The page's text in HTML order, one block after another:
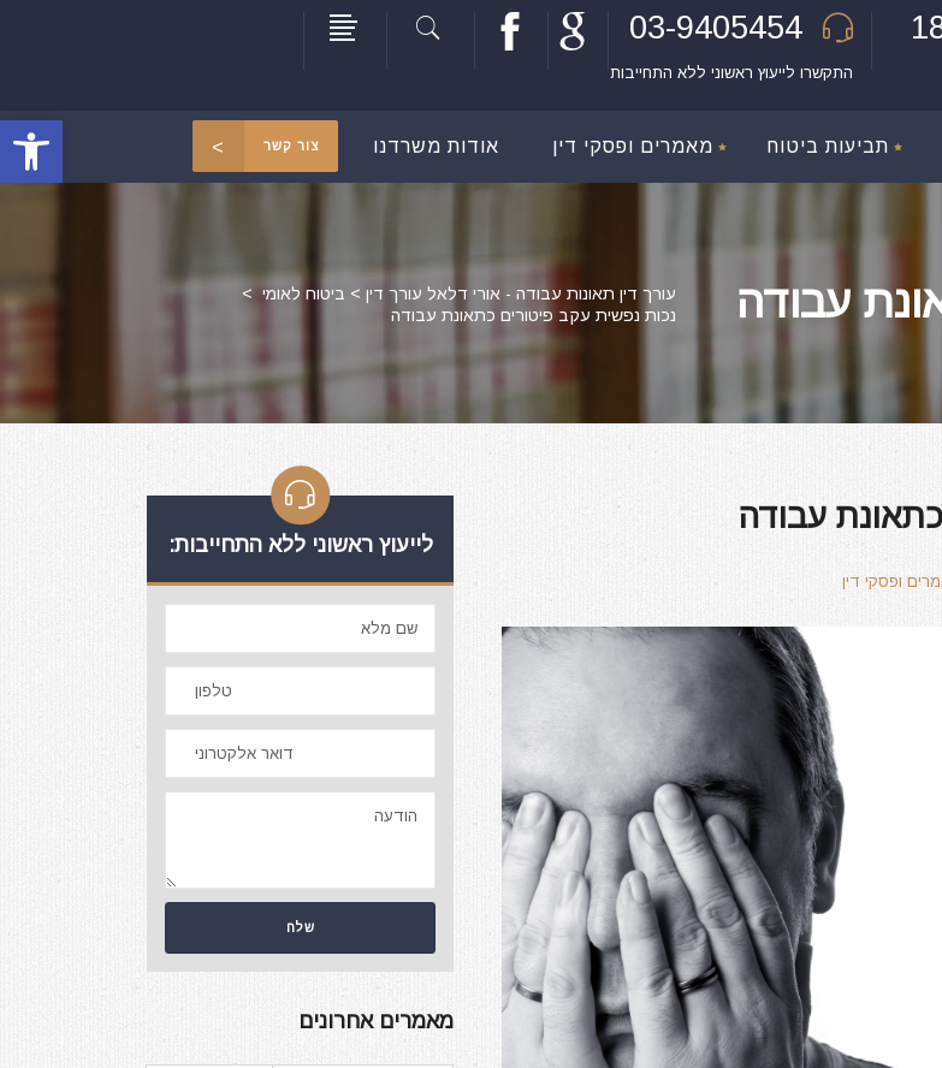
פתח
03-9405454
התקשרו לייעוץ ראשוני ללא התחייבות
תביעות ביטוח מאמרים ופסקי דין אודות משרדנו צור קשר
עבודה עורך דין תאונות עבודה - אורי דלאל עורך דין > ביטוח לאומי >
נכות נפשית עקב פיטורים כתאונת עבודה
עבודה
ופסקי דין
לייעוץ ראשוני ללא התחייבות:
מאמרים אחרונים